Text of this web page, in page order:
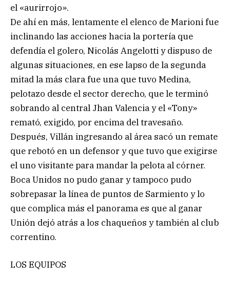
el «aurirrojo».
De ahí en más, lentamente el elenco de Marioni fue
inclinando las acciones hacia la portería que
defendía el golero, Nicolás Angelotti y dispuso de
algunas situaciones, en ese lapso de la segunda
mitad la más clara fue una que tuvo Medina,
pelotazo desde el sector derecho, que le terminó
sobrando al central Jhan Valencia y el «Tony»
remató, exigido, por encima del travesaño.
Después, Villán ingresando al área sacó un remate
que rebotó en un defensor y que tuvo que exigirse
el uno visitante para mandar la pelota al córner.
Boca Unidos no pudo ganar y tampoco pudo
sobrepasar la línea de puntos de Sarmiento y lo
que complica más el panorama es que al ganar
Unión dejó atrás a los chaqueños y también al club
correntino.
LOS EQUIPOS